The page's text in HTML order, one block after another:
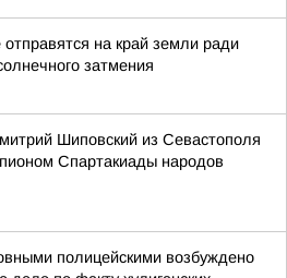
отправятся на край земли ради
затмения
Шиповский из Севастополя
Спартакиады народов
полицейскими возбуждено